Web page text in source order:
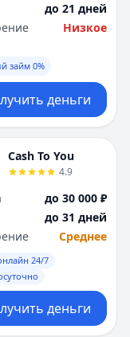
до 21 дней
Низкое
займ 0%
деньги
Cash To You
4.9
до 30 000 ₽
до 31 дней
Среднее
24/7
деньги